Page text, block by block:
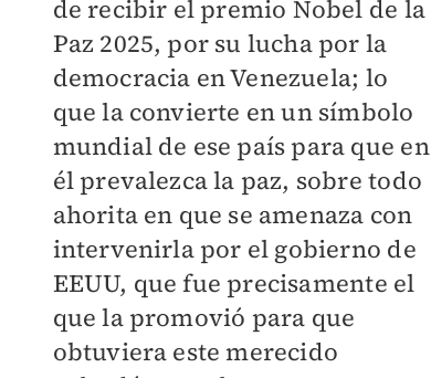
de recibir el premio Nobel de la
Paz 2025, por su lucha por la
democracia en Venezuela; lo
que la convierte en un símbolo
mundial de ese país para que en
él prevalezca la paz, sobre todo
ahorita en que se amenaza con
intervenirla por el gobierno de
EEUU, que fue precisamente el
que la promovió para que
obtuviera este merecido